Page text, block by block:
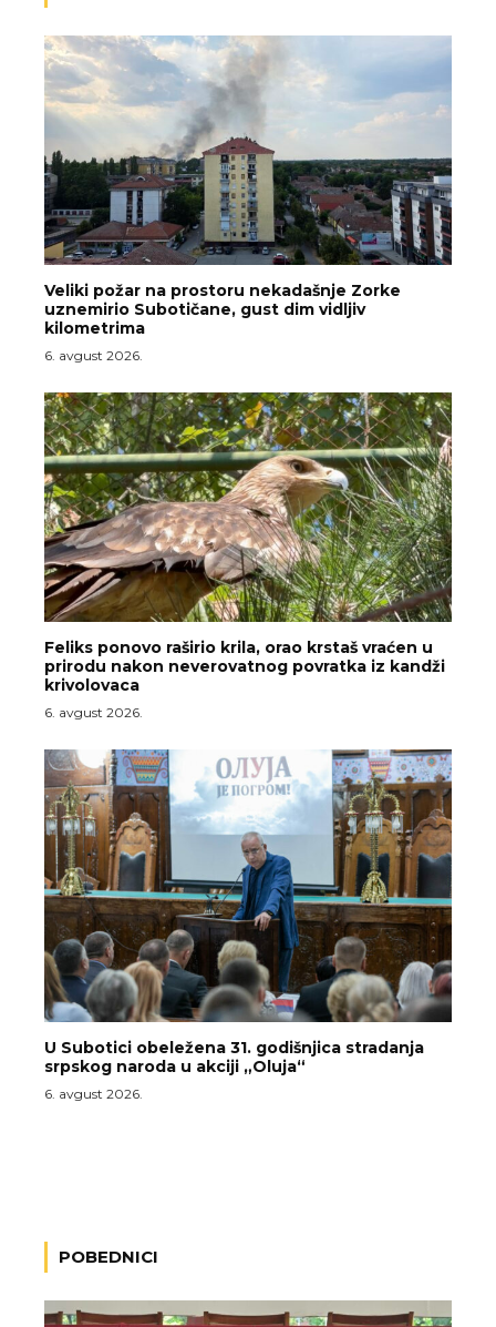
Veliki požar na prostoru nekadašnje Zorke
uznemirio Subotičane, gust dim vidljiv
kilometrima
6. avgust 2026.
Feliks ponovo raširio krila, orao krstaš vraćen u
prirodu nakon neverovatnog povratka iz kandži
krivolovaca
6. avgust 2026.
U Subotici obeležena 31. godišnjica stradanja
srpskog naroda u akciji „Oluja“
6. avgust 2026.
POBEDNICI